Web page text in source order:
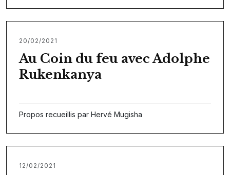
20/02/2021
Au Coin du feu avec Adolphe
Rukenkanya
Propos recueillis par Hervé Mugisha
12/02/2021